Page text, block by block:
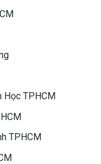
TPHCM
TPHCM